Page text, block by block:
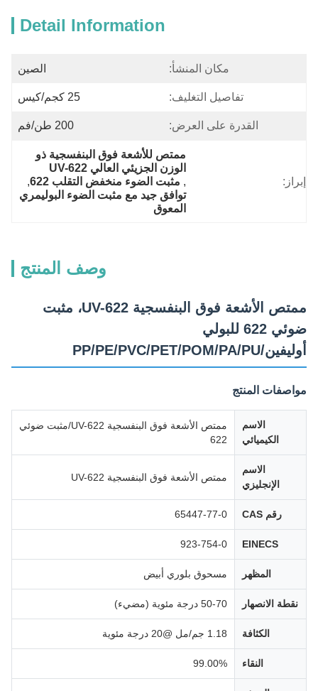
Detail Information
مكان المنشأ: الصين
تفاصيل التغليف: 25 كجم/كيس
القدرة على العرض: 200 طن/فم
إبراز:
الوزن الجزيئي العالي UV-622
, مثبت الضوء منخفض التقلب 622
,
المعوق
وصف المنتج
ممتص الأشعة فوق البنفسجية UV-622، مثبت
ضوئي 622 للبولي
أوليفين/PP/PE/PVC/PET/POM/PA/PU
مواصفات المنتج
الاسم
الكيميائي
ممتص الأشعة فوق البنفسجية UV-622/مثبت ضوئي
622
الاسم
الإنجليزي
ممتص الأشعة فوق البنفسجية UV-622
رقم CAS 65447-77-0
EINECS
923-754-0
المظهر مسحوق بلوري أبيض
نقطة الانصهار 50-70 درجة مئوية (مضيء)
الكثافة 1.18 جم/مل @20 درجة مئوية
النقاء 99.00%